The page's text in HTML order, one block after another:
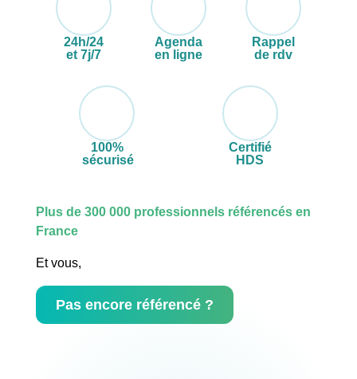
24h/24
et 7j/7
Agenda
en ligne
Rappel
de rdv
100%
sécurisé
Certifié
HDS
Plus de 300 000 professionnels référencés en
France
Et vous,
Pas encore référencé ?